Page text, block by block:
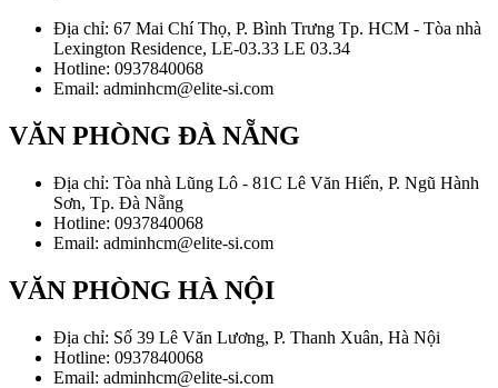
Địa chỉ: 67 Mai Chí Thọ, P. Bình Trưng Tp. HCM - Tòa nhà
Lexington Residence, LE-03.33 LE 03.34
Hotline: 0937840068
Email: adminhcm@elite-si.com
VĂN PHÒNG ĐÀ NẴNG
Địa chỉ: Tòa nhà Lũng Lô - 81C Lê Văn Hiến, P. Ngũ Hành
Sơn, Tp. Đà Nẵng
Hotline: 0937840068
Email: adminhcm@elite-si.com
VĂN PHÒNG HÀ NỘI
Địa chỉ: Số 39 Lê Văn Lương, P. Thanh Xuân, Hà Nội
Hotline: 0937840068
Email: adminhcm@elite-si.com